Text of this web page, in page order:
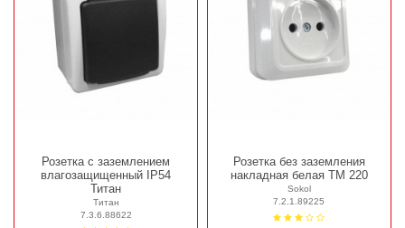
Розетка с заземлением
влагозащищенный IP54
Титан
Титан
7.3.6.88622
Розетка без заземления
накладная белая ТМ 220
Sokol
7.2.1.89225